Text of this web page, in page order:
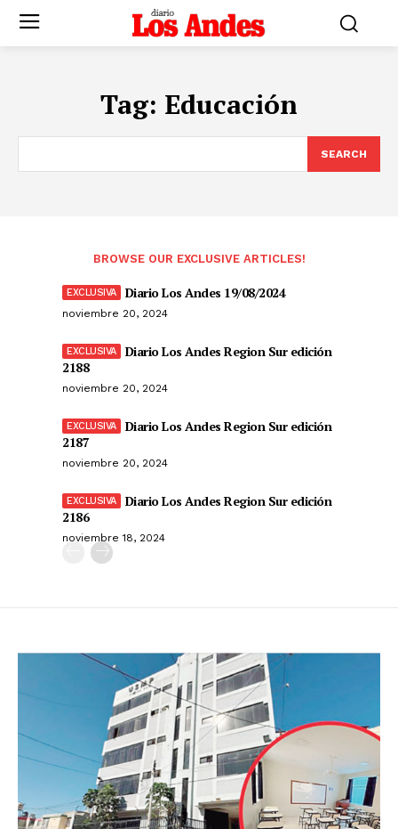
Tag: Educación
SEARCH
BROWSE OUR EXCLUSIVE ARTICLES!
Diario Los Andes 19/08/2024
noviembre 20, 2024
Diario Los Andes Region Sur edición
2188
noviembre 20, 2024
Diario Los Andes Region Sur edición
2187
noviembre 20, 2024
Diario Los Andes Region Sur edición
2186
noviembre 18, 2024